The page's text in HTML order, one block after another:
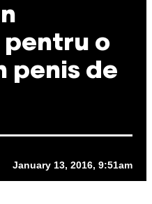
pentru o
penis de
January 13, 2016, 9:51am